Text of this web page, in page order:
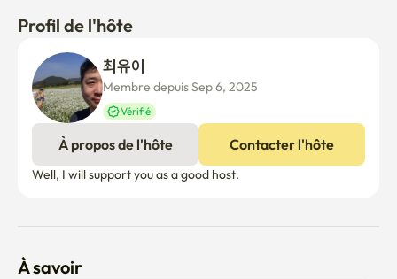
Profil de l'hôte
Membre depuis Sep 6, 2025
Vérifié
À propos de l'hôte Contacter l'hôte
Well, I will support you as a good host.
À savoir